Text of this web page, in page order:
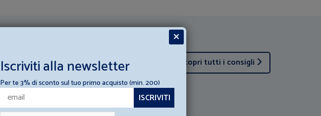
Scopri tutti i consigli
Iscriviti alla newsletter
Per te 3% di sconto sul tuo primo acquisto (min. 200)